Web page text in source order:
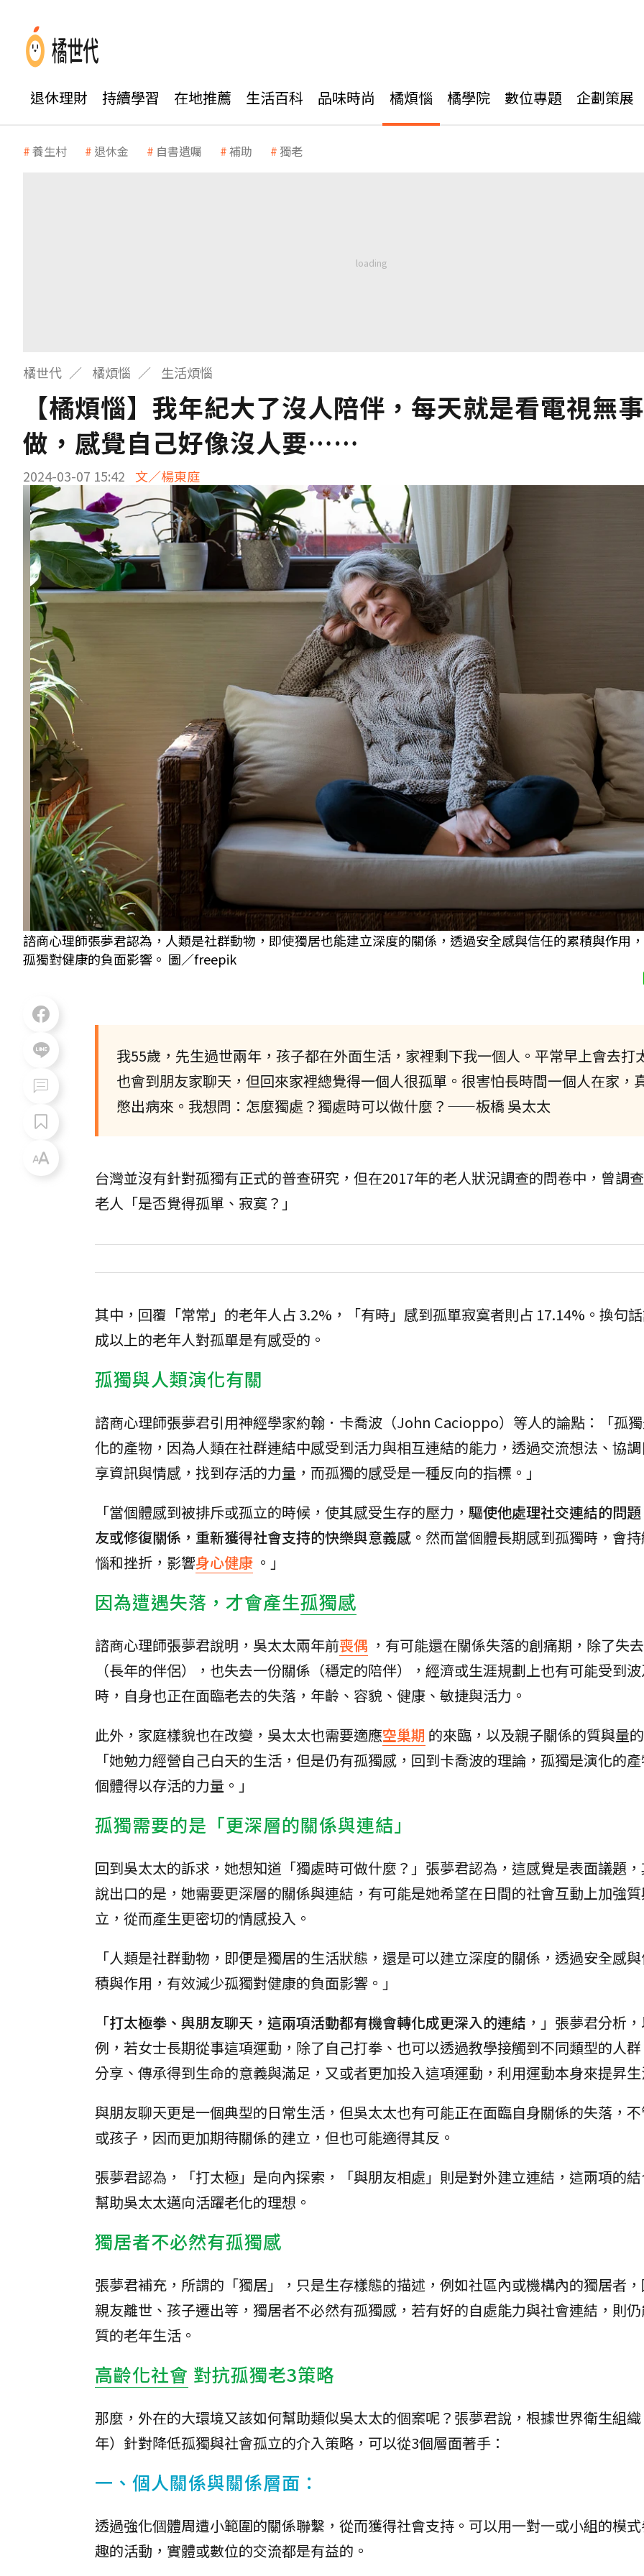
退休理財 持續學習 在地推薦 生活百科 品味時尚 橘煩惱 橘學院 數位專題 企劃策展
養生村 退休金 自書遺囑 補助 獨老
橘世代 橘煩惱 生活煩惱
【橘煩惱】我年紀大了沒人陪伴，每天就是看電視無
做，感覺自己好像沒人要……
2024-03-07 15:42 文／楊東庭
諮商心理師張夢君認為，人類是社群動物，即使獨居也能建立深度的關係，透過安全感與信任的累積與作用
孤獨對健康的負面影響。 圖／freepik
我55歲，先生過世兩年，孩子都在外面生活，家裡剩下我一個人。平常早上會去打
也會到朋友家聊天，但回來家裡總覺得一個人很孤單。很害怕長時間一個人在家，
憋出病來。我想問：怎麼獨處？獨處時可以做什麼？——板橋 吳太太
台灣並沒有針對孤獨有正式的普查研究，但在2017年的老人狀況調查的問卷中，曾調
老人「是否覺得孤單、寂寞？」
其中，回覆「常常」的老年人占 3.2%，「有時」感到孤單寂寞者則占 17.14%。換句
成以上的老年人對孤單是有感受的。
孤獨與人類演化有關
諮商心理師張夢君引用神經學家約翰．卡喬波（John Cacioppo）等人的論點：「孤
化的產物，因為人類在社群連結中感受到活力與相互連結的能力，透過交流想法、協
享資訊與情感，找到存活的力量，而孤獨的感受是一種反向的指標。」
「當個體感到被排斥或孤立的時候，使其感受生存的壓力， 驅使他處理社交連結的問
友或修復關係，重新獲得社會支持的快樂與意義感。 然而當個體長期感到孤獨時，會
惱和挫折，影響身心健康 。」
因為遭遇失落，才會產生孤獨感
諮商心理師張夢君說明，吳太太兩年前喪偶 ，有可能還在關係失落的創痛期，除了失
（長年的伴侶），也失去一份關係（穩定的陪伴），經濟或生涯規劃上也有可能受到
時，自身也正在面臨老去的失落，年齡、容貌、健康、敏捷與活力。
此外，家庭樣貌也在改變，吳太太也需要適應空巢期 的來臨，以及親子關係的質與量
「她勉力經營自己白天的生活，但是仍有孤獨感，回到卡喬波的理論，孤獨是演化的
個體得以存活的力量。」
孤獨需要的是「更深層的關係與連結」
回到吳太太的訴求，她想知道「獨處時可做什麼？」張夢君認為，這感覺是表面議題
說出口的是，她需要更深層的關係與連結，有可能是她希望在日間的社會互動上加強
立，從而產生更密切的情感投入。
「人類是社群動物，即便是獨居的生活狀態，還是可以建立深度的關係，透過安全感
積與作用，有效減少孤獨對健康的負面影響。」
「打太極拳、與朋友聊天，這兩項活動都有機會轉化成更深入的連結 ，」張夢君分析
例，若女士長期從事這項運動，除了自己打拳、也可以透過教學接觸到不同類型的人
分享、傳承得到生命的意義與滿足，又或者更加投入這項運動，利用運動本身來提昇
與朋友聊天更是一個典型的日常生活，但吳太太也有可能正在面臨自身關係的失落，
或孩子，因而更加期待關係的建立，但也可能適得其反。
張夢君認為，「打太極」是向內探索，「與朋友相處」則是對外建立連結，這兩項的
幫助吳太太邁向活躍老化的理想。
獨居者不必然有孤獨感
張夢君補充，所謂的「獨居」，只是生存樣態的描述，例如社區內或機構內的獨居者
親友離世、孩子遷出等，獨居者不必然有孤獨感，若有好的自處能力與社會連結，則
質的老年生活。
高齡化社會 對抗孤獨老3策略
那麼，外在的大環境又該如何幫助類似吳太太的個案呢？張夢君說，根據世界衛生組
年）針對降低孤獨與社會孤立的介入策略，可以從3個層面著手：
一、個人關係與關係層面：
透過強化個體周遭小範圍的關係聯繫，從而獲得社會支持。可以用一對一或小組的模
趣的活動，實體或數位的交流都是有益的。